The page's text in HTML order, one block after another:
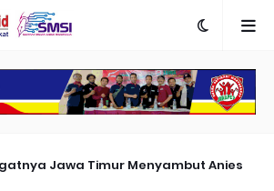
Jawa Timur Menyambut Anies